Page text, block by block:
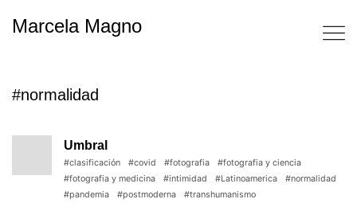
Marcela Magno
#normalidad
Umbral
#clasificación #covid #fotografia
#fotografia y ciencia
#fotografia y medicina
#intimidad #Latinoamerica
#normalidad
#pandemia
#postmoderna
#transhumanismo